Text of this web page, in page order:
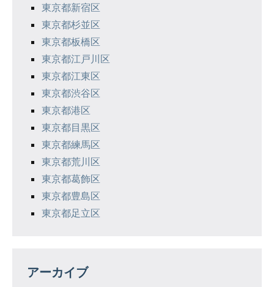
東京都新宿区
東京都杉並区
東京都板橋区
東京都江戸川区
東京都江東区
東京都渋谷区
東京都港区
東京都目黒区
東京都練馬区
東京都荒川区
東京都葛飾区
東京都豊島区
東京都足立区
アーカイブ